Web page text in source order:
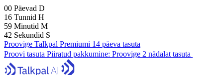
00 Päevad D
16 Tunnid H
59 Minutid M
41 Sekundid S
Proovige Talkpal Premiumi 14 päeva tasuta
Proovi tasuta Piiratud pakkumine: Proovige 2 nädalat tasuta